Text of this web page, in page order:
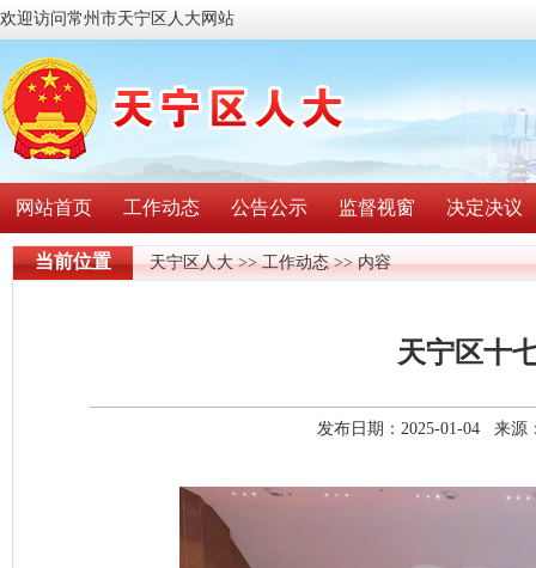
欢迎访问常州市天宁区人大网站
网站首页 工作动态 公告公示 监督视窗 决定决议
当前位置 天宁区人大>>工作动态>> 内容
天宁区十
发布日期：2025-01-04 来源